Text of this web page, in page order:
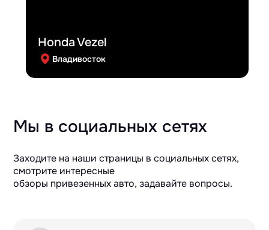
Honda Vezel
Владивосток
Мы в социальных сетях
Заходите на наши страницы в социальных сетях,
смотрите интересные
обзоры привезенных авто, задавайте вопросы.